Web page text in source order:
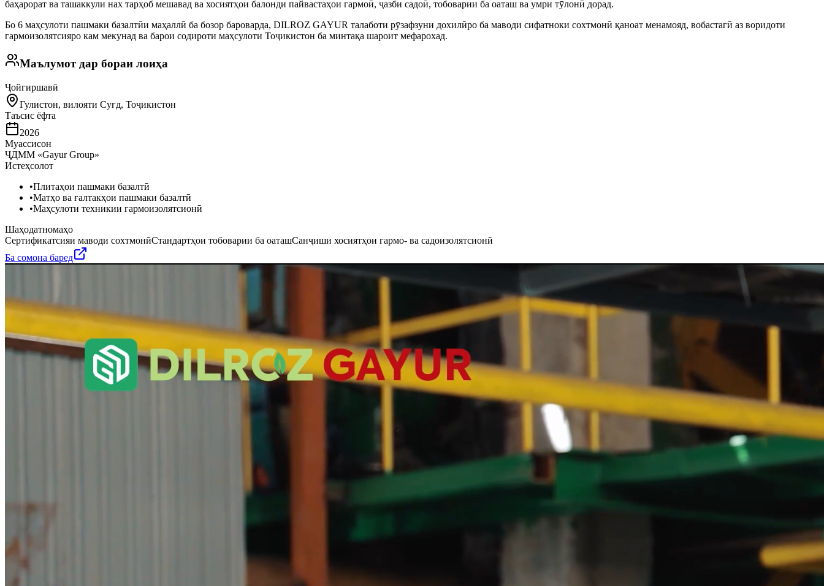
баҳарорат ва ташаккули нах тарҳоб мешавад ва хосиятҳои балонди пайвастаҳои гармоӣ, ҷазби садоӣ, тобоварии ба оаташ ва умри тӯлонӣ дорад.
Бо 6 маҳсулоти пашмаки базалтӣи маҳаллӣ ба бозор бароварда, DILROZ GAYUR талаботи рӯзафзуни дохилӣро ба маводи сифатноки сохтмонӣ қаноат менамояд, вобастагӣ аз воридоти
гармоизолятсияро кам мекунад ва барои содироти маҳсулоти Тоҷикистон ба минтақа шароит мефарохад.
Маълумот дар бораи лоиҳа
Ҷойгиршавӣ
Гулистон, вилояти Суғд, Тоҷикистон
Таъсис ёфта
2026
Муассисон
ҶДММ «Gayur Group»
Истеҳсолот
•Плитаҳои пашмаки базалтӣ
•Матҳо ва ғалтакҳои пашмаки базалтӣ
•Маҳсулоти техникии гармоизолятсионӣ
Шаҳодатномаҳо
Сертификатсияи маводи сохтмонӣСтандартҳои тобоварии ба оаташСанҷиши хосиятҳои гармо- ва садоизолятсионӣ
Ба сомона баред